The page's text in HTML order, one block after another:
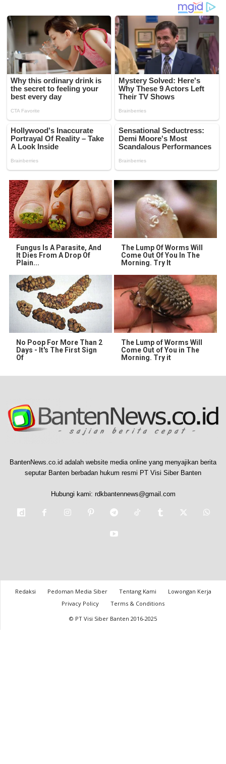
Fungus Is A Parasite, And
It Dies From A Drop Of
Plain...
The Lump Of Worms Will
Come Out Of You In The
Morning. Try It
No Poop For More Than 2
Days - It's The First Sign
Of
The Lump of Worms Will
Come Out of You in The
Morning. Try it
BantenNews.co.id adalah website media online yang menyajikan berita
seputar Banten berbadan hukum resmi PT Visi Siber Banten
Hubungi kami: rdkbantennews@gmail.com
Redaksi Pedoman Media Siber Tentang Kami
Lowongan Kerja
Privacy Policy
Terms & Conditions
© PT Visi Siber Banten 2016-2025